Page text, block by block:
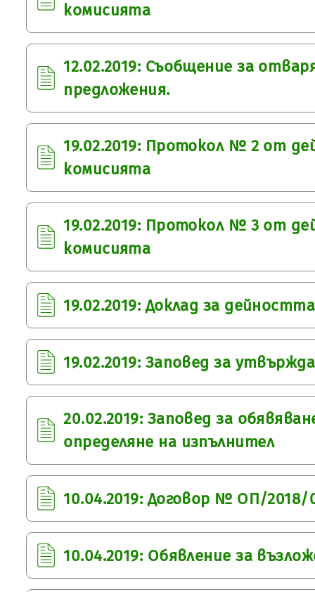
комисията
12.02.2019: Съобщение за
предложения.
19.02.2019: Протокол № 2 от
комисията
19.02.2019: Протокол № 3 от
комисията
19.02.2019: Доклад за
19.02.2019: Заповед за
20.02.2019: Заповед за
определяне на изпълнител
10.04.2019: Договор № ОП/2018/
10.04.2019: Обявление за